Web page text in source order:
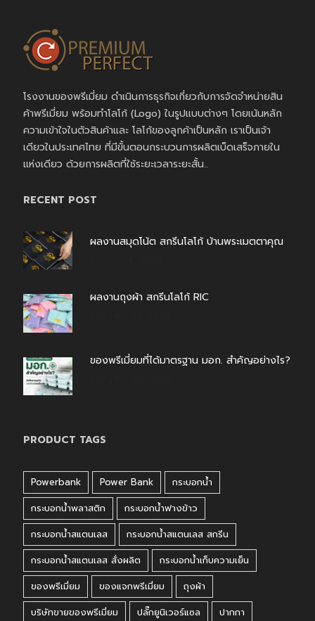
โรงงานของพรีเมี่ยม ดำเนินการธุรกิจเกี่ยวกับการจัดจำหน่ายสิน
ค้าพรีเมี่ยม พร้อมทำโลโก้ (Logo) ในรูปแบบต่างๆ โดยเน้นหลัก
ความเข้าใจในตัวสินค้าและ โลโก้ของลูกค้าเป็นหลัก เราเป็นเจ้า
เดียวในประเทศไทย ที่มีขั้นตอนกระบวนการผลิตเบ็ดเสร็จภายใน
แห่งเดียว ด้วยการผลิตที่ใช้ระยะเวลาระยะสั้น..
RECENT POST
ผลงานสมุดโน้ต สกรีนโลโก้ บ้านพระเมตตาคุณ
ผลงานถุงผ้า สกรีนโลโก้ RIC
ของพรีเมี่ยมที่ได้มาตรฐาน มอก. สำคัญอย่างไร?
PRODUCT TAGS
Powerbank Power Bank
กระบอกน้ำ
กระบอกน้ำพลาสติก
กระบอกน้ำฟางข้าว
กระบอกน้ำสแตนเลส
กระบอกน้ำสแตนเลส สกรีน
กระบอกน้ำสแตนเลส สั่งผลิต
กระบอกน้ำเก็บความเย็น
ของพรีเมี่ยม
ของแจกพรีเมี่ยม
ถุงผ้า
บริษัทขายของพรีเมี่ยม
ปลั๊กยูนิเวอร์แซล
ปากกา